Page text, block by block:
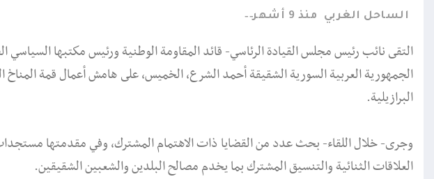
الساحل الغربي منذ 9 أشهر
التقى نائب رئيس مجلس القيادة الرئاسي- قائد المقاومة الوطنية ورئيس مكتبها السياسي
الجمهورية العربية السورية الشقيقة أحمد الشرع، الخميس، على هامش أعمال قمة المناخ
البرازيلية.
وجرى- خلال اللقاء- بحث عدد من القضايا ذات الاهتمام المشترك، وفي مقدمتها
العلاقات الثنائية والتنسيق المشترك بما يخدم مصالح البلدين والشعبين الشقيقين.